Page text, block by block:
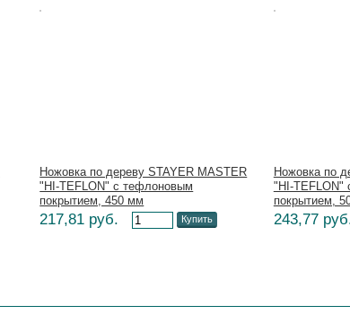
Ножовка по дереву STAYER MASTER
"HI-TEFLON" с тефлоновым
покрытием, 450 мм
217,81 руб. Купить
Ножовка по
"HI-TEFLON"
покрытием,
243,77